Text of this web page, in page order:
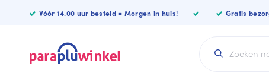
Vóór 14.00 uur besteld = Morgen in huis! Gratis
Paraplu’s